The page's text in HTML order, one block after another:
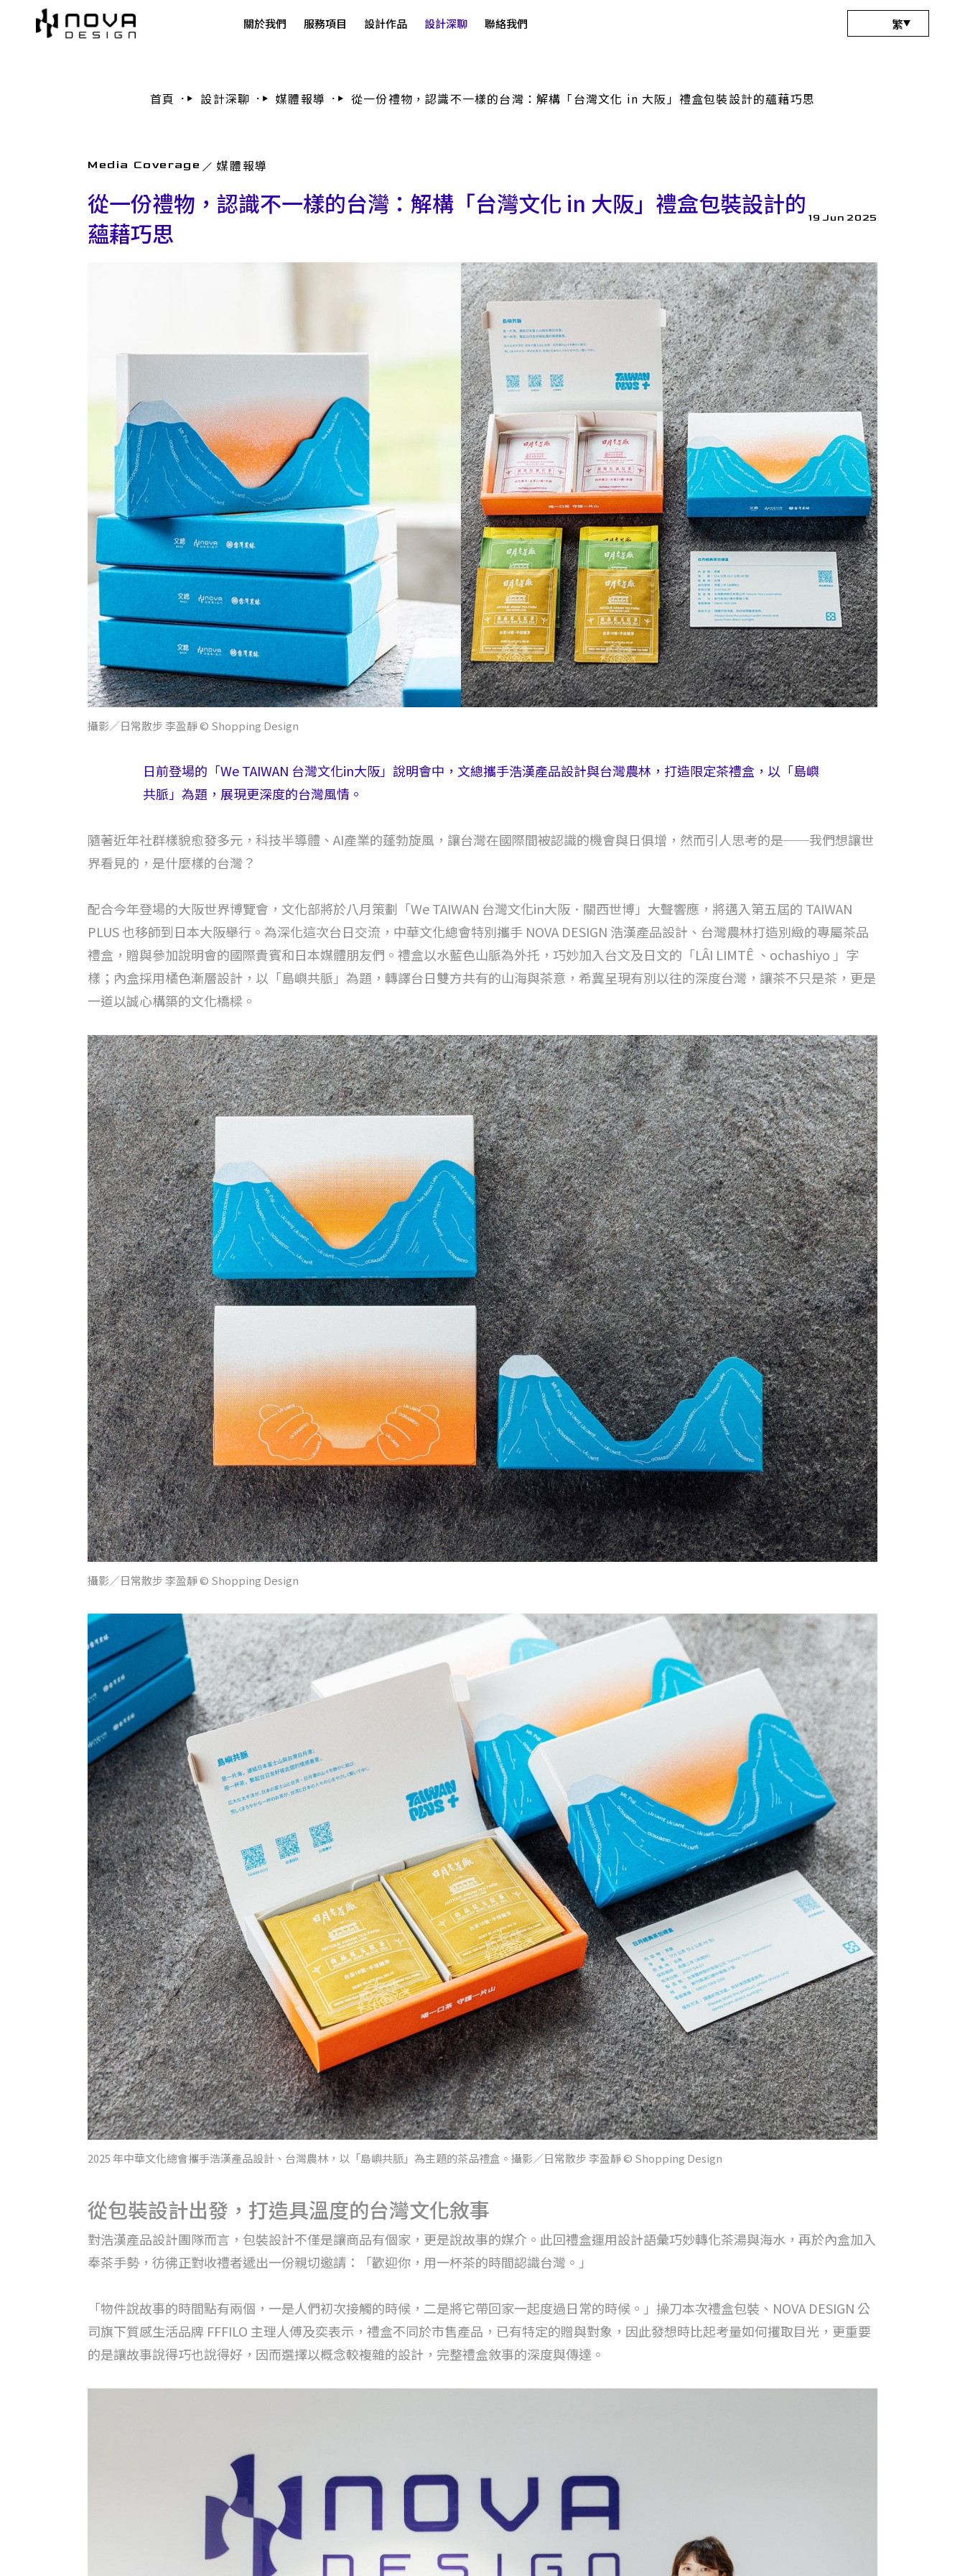
關於我們 服務項目 設計作品 設計深聊 聯絡我們 繁
首頁 設計深聊 媒體報導 從一份禮物，認識不一樣的台灣：解構「台灣文化 in 大阪」禮盒包裝設計的蘊藉巧思
Media Coverage 媒體報導
從一份禮物，認識不一樣的台灣：解構「台灣文化 in 大阪」禮盒包裝設計的
蘊藉巧思
19 Jun 2025
攝影／日常散步 李盈靜 © Shopping Design
日前登場的「We TAIWAN 台灣文化in大阪」說明會中，文總攜手浩漢產品設計與台灣農林，打造限定茶禮盒，以「島嶼
共脈」為題，展現更深度的台灣風情。
隨著近年社群樣貌愈發多元，科技半導體、AI產業的蓬勃旋風，讓台灣在國際間被認識的機會與日俱增，然而引人思考的是──我們想讓世
界看見的，是什麼樣的台灣？
配合今年登場的大阪世界博覽會，文化部將於八月策劃「We TAIWAN 台灣文化in大阪．關西世博」大聲響應，將邁入第五屆的 TAIWAN
PLUS 也移師到日本大阪舉行。為深化這次台日交流，中華文化總會特別攜手 NOVA DESIGN 浩漢產品設計、台灣農林打造別緻的專屬茶品
禮盒，贈與參加說明會的國際貴賓和日本媒體朋友們。禮盒以水藍色山脈為外托，巧妙加入台文及日文的「LÂI LIMTÊ 、ochashiyo 」字
樣；內盒採用橘色漸層設計，以「島嶼共脈」為題，轉譯台日雙方共有的山海與茶意，希冀呈現有別以往的深度台灣，讓茶不只是茶，更是
一道以誠心構築的文化橋樑。
攝影／日常散步 李盈靜 © Shopping Design
2025 年中華文化總會攜手浩漢產品設計、台灣農林，以「島嶼共脈」為主題的茶品禮盒。攝影／日常散步 李盈靜 © Shopping Design
從包裝設計出發，打造具溫度的台灣文化敘事
對浩漢產品設計團隊而言，包裝設計不僅是讓商品有個家，更是說故事的媒介。此回禮盒運用設計語彙巧妙轉化茶湯與海水，再於內盒加入
奉茶手勢，彷彿正對收禮者遞出一份親切邀請：「歡迎你，用一杯茶的時間認識台灣。」
「物件說故事的時間點有兩個，一是人們初次接觸的時候，二是將它帶回家一起度過日常的時候。」操刀本次禮盒包裝、NOVA DESIGN 公
司旗下質感生活品牌 FFFILO 主理人傅及奕表示，禮盒不同於市售產品，已有特定的贈與對象，因此發想時比起考量如何攫取目光，更重要
的是讓故事說得巧也說得好，因而選擇以概念較複雜的設計，完整禮盒敘事的深度與傳達。